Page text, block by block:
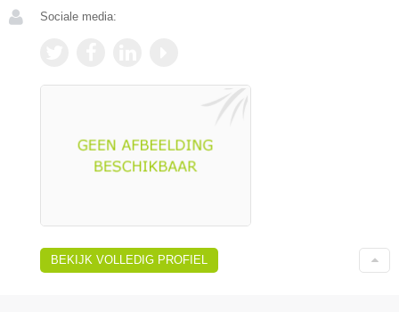
Sociale media:
BEKIJK VOLLEDIG PROFIEL